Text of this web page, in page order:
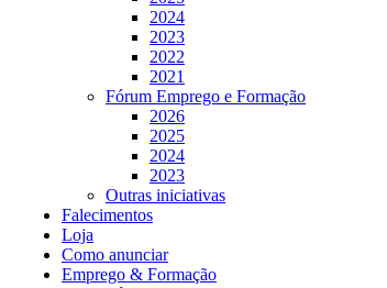
2024
2023
2022
2021
Fórum Emprego e Formação
2026
2025
2024
2023
Outras iniciativas
Falecimentos
Loja
Como anunciar
Emprego & Formação